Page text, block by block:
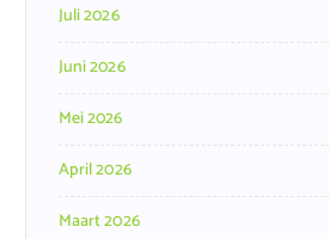
Juli 2026
Juni 2026
Mei 2026
April 2026
Maart 2026